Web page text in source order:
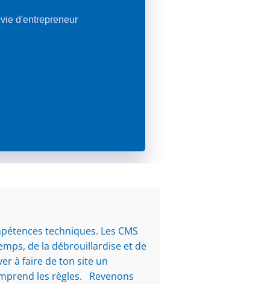
d'entrepreneur
techniques. Les CMS
de la débrouillardise et de
à faire de ton site un
les règles. Revenons